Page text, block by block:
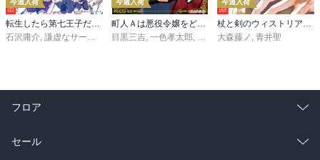
今週入荷
転生したら第七王子だったので、気ままに魔術を極めます（２４）
石沢庸介, 謙虚なサークル メル。
今週入荷
町人Ａは悪役令嬢をどうしても救いたい ～どぶと空と氷の姫君～１０【電子書店共通特典イラスト付】
目黒三吉, 一色孝太郎, Parum
今週入荷
杖と剣のウィストリア（１６）
大森藤ノ , 青井聖
フロア
総合
セール